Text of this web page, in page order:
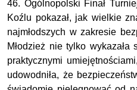
46. Ogólnopolski Finał
Koźlu pokazał, jak wielkie
najmłodszych w zakresie
Młodzież nie tylko
praktycznymi
udowodniła, że